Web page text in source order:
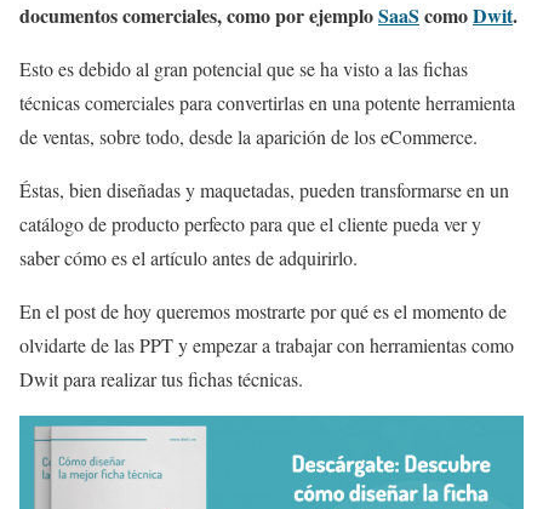
documentos comerciales, como por ejemploSaaS comoDwit.
Esto es debido al gran potencial que se ha visto a las fichas
técnicas comerciales para convertirlas en una potente herramienta
de ventas, sobre todo, desde la aparición de los eCommerce.
Éstas, bien diseñadas y maquetadas, pueden transformarse en un
catálogo de producto perfecto para que el cliente pueda ver y
saber cómo es el artículo antes de adquirirlo.
En el post de hoy queremos mostrarte por qué es el momento de
olvidarte de las PPT y empezar a trabajar con herramientas como
Dwit para realizar tus fichas técnicas.